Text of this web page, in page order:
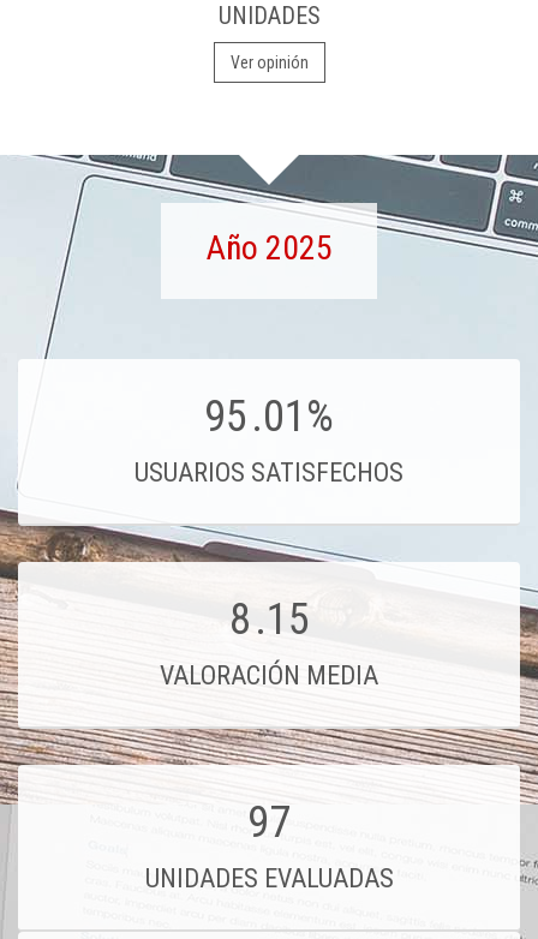
UNIDADES
Ver opinión
Año 2025
95.01%
USUARIOS SATISFECHOS
8.15
VALORACIÓN MEDIA
97
UNIDADES EVALUADAS